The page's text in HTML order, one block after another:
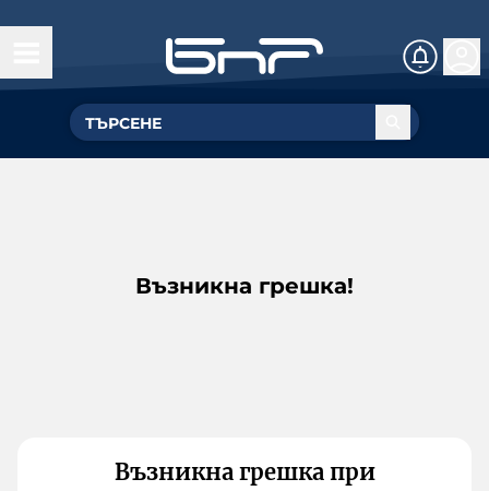
Възникна грешка!
Възникна грешка при